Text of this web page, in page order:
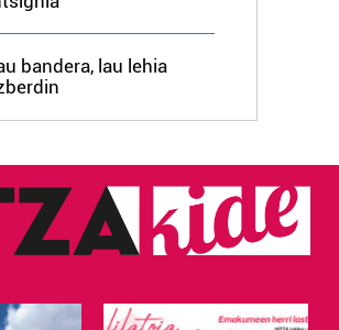
propioak eta hirugarrenen cookie-
asmoz, cookie teknologiaz
hau onartuz gero, teknologia hori
esplizitua ematen diguzu.Gehiago
bandera, lau lehia